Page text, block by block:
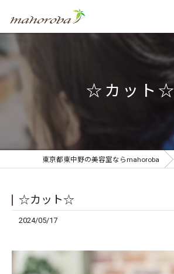
☆カット☆
東京都東中野の美容室ならmahoroba
☆カット☆
2024/05/17